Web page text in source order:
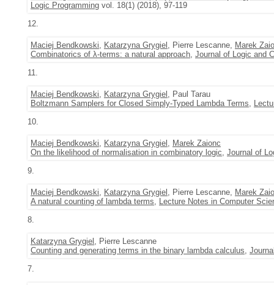
Logic Programming vol. 18(1) (2018), 97-119
12.
Maciej Bendkowski, Katarzyna Grygiel , Pierre Lescanne, Marek
Combinatorics of λ-terms: a natural approach, Journal of Logic and
11.
Maciej Bendkowski, Katarzyna Grygiel , Paul Tarau
Boltzmann Samplers for Closed Simply-Typed Lambda Terms,
10.
Maciej Bendkowski, Katarzyna Grygiel , Marek Zaionc
On the likelihood of normalisation in combinatory logic, Journal of
9.
Maciej Bendkowski, Katarzyna Grygiel , Pierre Lescanne, Marek
A natural counting of lambda terms, Lecture Notes in Computer
8.
Katarzyna Grygiel , Pierre Lescanne
Counting and generating terms in the binary lambda calculus,
7.